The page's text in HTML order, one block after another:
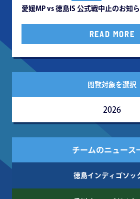
愛媛MP vs 徳島IS 公式戦中⽌のお知
READ MORE
閲覧対象を選択
2026
チームのニュース
徳島インディゴソッ